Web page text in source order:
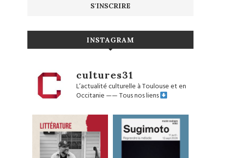
INSTAGRAM
cultures31
L’actualité culturelle à Toulouse et en
Occitanie——Tous nos liens